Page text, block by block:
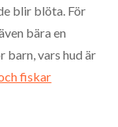
blir blöta. För
bära en
vars hud är
fiskar